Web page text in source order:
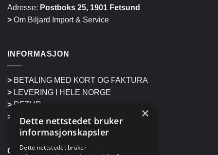
Adresse: Postboks 25, 1901 Fetsund
> Om Biljard Import & Service
INFORMASJON
> BETALING MED KORT OG FAKTURA
> LEVERING I HELE NORGE
> RETUR
>
HENTING PÅ LAGER
OM CORNILLEAU
×
Dette nettstedet bruker
informasjonskapsler
Dette nettstedet bruker